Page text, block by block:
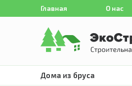
Главная О нас
Дома из бруса